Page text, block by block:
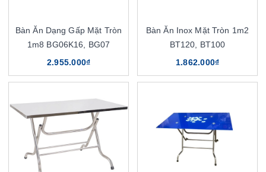
Bàn Ăn Dạng Gấp Mặt Tròn
1m8 BG06K16, BG07
2.955.000₫
Bàn Ăn Inox Mặt Tròn 1m2
BT120, BT100
1.862.000₫